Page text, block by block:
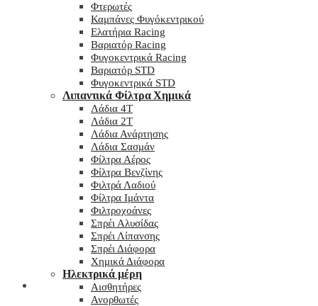
Φτερωτές
Καμπάνες Φυγόκεντρικού
Ελατήρια Racing
Βαριατόρ Racing
Φυγοκεντρικά Racing
Βαριατόρ STD
Φυγοκεντρικά STD
Λιπαντικά Φίλτρα Χημικά
Λάδια 4T
Λάδια 2T
Λάδια Ανάρτησης
Λάδια Σασμάν
Φίλτρα Αέρος
Φίλτρα Βενζίνης
Φιλτρά Λαδιού
Φίλτρα Ιμάντα
Φιλτροχοάνες
Σπρέι Αλυσίδας
Σπρέι Λίπανσης
Σπρέι Διάφορα
Χημικά Διάφορα
Hλεκτρικά μέρη
Αισθητήρες
Ανορθωτές